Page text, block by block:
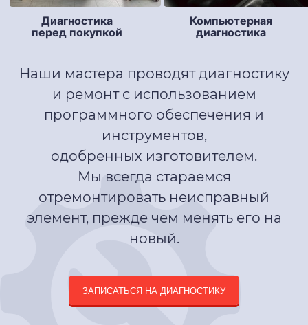
Диагностика
перед покупкой
Компьютерная
диагностика
Наши мастера проводят диагностику
и ремонт с использованием
программного обеспечения и
инструментов,
одобренных изготовителем.
Мы всегда стараемся
отремонтировать неисправный
элемент, прежде чем менять его на
новый.
ЗАПИСАТЬСЯ НА ДИАГНОСТИКУ